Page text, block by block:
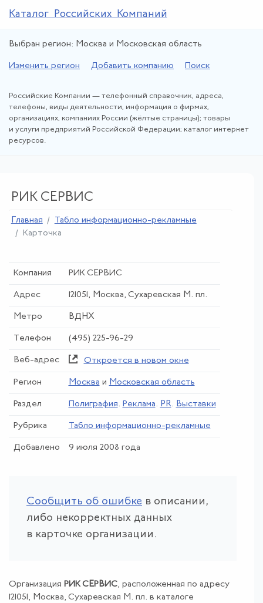
Каталог Российских Компаний
Выбран регион: Москва и Московская область
Изменить регион Добавить компанию Поиск
Российские Компании — телефонный справочник, адреса,
телефоны, виды деятельности, информация о фирмах,
организациях, компаниях России (жёлтые страницы); товары
и услуги предприятий Российской Федерации; каталог интернет
ресурсов.
РИК СЕРВИС
Главная
Табло информационно-рекламные
Карточка
Компания РИК СЕРВИС
Адрес 121051, Москва, Сухаревская М. пл.
Метро ВДНХ
Телефон (495) 225-96-29
Веб-адрес Откроется в новом окне
Регион Москва и Московская область
Раздел Полиграфия. Реклама. PR. Выставки
Рубрика Табло информационно-рекламные
Добавлено 9 июля 2008 года
Сообщить об ошибке в описании,
либо некорректных данных
в карточке организации.
Организация РИК СЕРВИС, расположенная по адресу
121051, Москва, Сухаревская М. пл. в каталоге